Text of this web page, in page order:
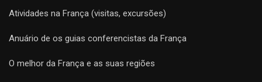
Atividades na França (visitas, excursões)
Anuário de os guias conferencistas da França
O melhor da França e as suas regiões